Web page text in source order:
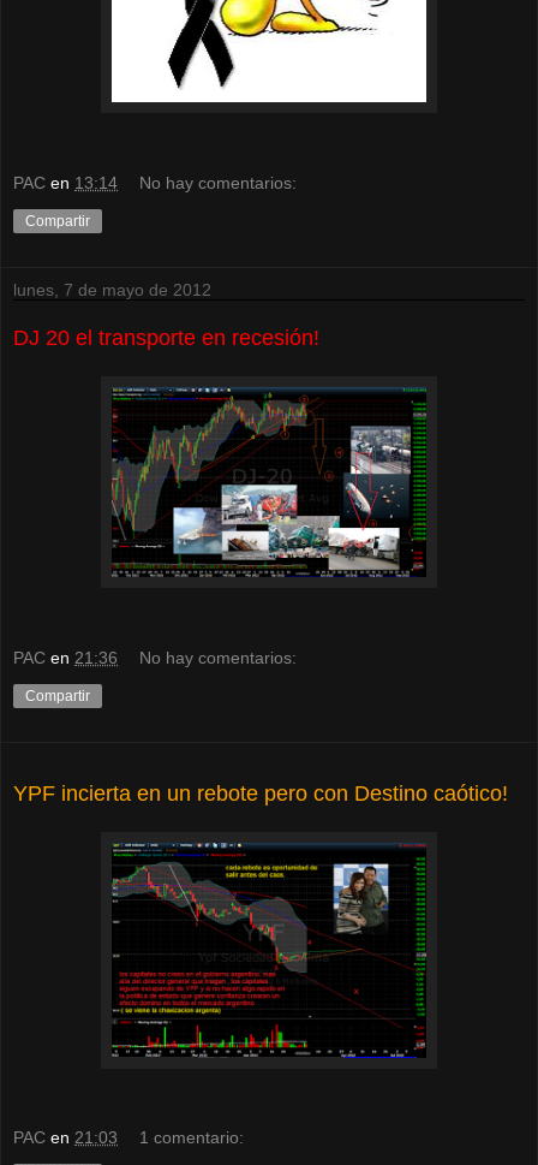
PAC en 13:14 No hay comentarios:
Compartir
lunes, 7 de mayo de 2012
DJ 20 el transporte en recesión!
PAC en 21:36 No hay comentarios:
Compartir
YPF incierta en un rebote pero con Destino caótico!
PAC en 21:03 1 comentario: